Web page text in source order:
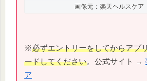
画像元：楽天ヘルスケア
※必ずエントリーをしてからアプ
ードしてください。公式サイト →
ア